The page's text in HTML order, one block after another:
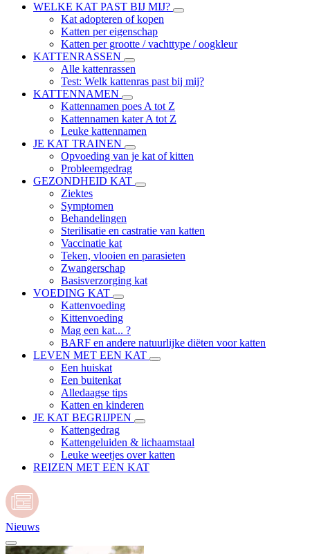
WELKE KAT PAST BIJ MIJ?
Kat adopteren of kopen
Katten per eigenschap
Katten per grootte / vachttype / oogkleur
KATTENRASSEN
Alle kattenrassen
Test: Welk kattenras past bij mij?
KATTENNAMEN
Kattennamen poes A tot Z
Kattennamen kater A tot Z
Leuke kattennamen
JE KAT TRAINEN
Opvoeding van je kat of kitten
Probleemgedrag
GEZONDHEID KAT
Ziektes
Symptomen
Behandelingen
Sterilisatie en castratie van katten
Vaccinatie kat
Teken, vlooien en parasieten
Zwangerschap
Basisverzorging kat
VOEDING KAT
Kattenvoeding
Kittenvoeding
Mag een kat... ?
BARF en andere natuurlijke diëten voor katten
LEVEN MET EEN KAT
Een huiskat
Een buitenkat
Alledaagse tips
Katten en kinderen
JE KAT BEGRIJPEN
Kattengedrag
Kattengeluiden & lichaamstaal
Leuke weetjes over katten
REIZEN MET EEN KAT
Nieuws